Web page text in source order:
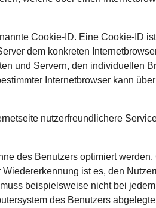
Cookie-ID. Eine Cookie-ID
dem konkreten
und Servern, den individuellen
Internetbrowser kann
nutzerfreundlichere
des Benutzers optimiert
ist es, den
beispielsweise nicht bei
des Benutzers